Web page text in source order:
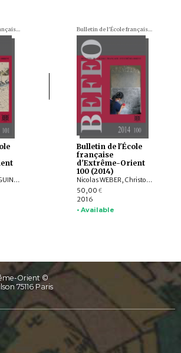
Bulletin de l'École française d'Extrême-Orient (BEFEO)
Pierre-Yves MANGUIN, Claudine SALMON , Paola CALANCA, Martin POLKINGHORNE, Amandine LEPOUTRE, Gregory SCHOPEN, Christine LORRE, Janet G. DOUGLAS, Federico CARO, GOH GEOK YIAN , Judith CAMERON, AGUSTIJANTO INDRAJAYA, Angela SCHOTTENHAMMER, CHENG Weichung, BASKORO D. TJAHJONO, Véronique DEGROOT
Bulletin de l'École française d'Extrême-Orient (BEFEO)
Bulletin de l'École
française
d'Extrême-Orient
100 (2014)
Nicolas WEBER, Christophe POTTIER, Michela BUSSOTTI, Dominic GOODALL, Michel LORRILLARD, Dominique SOUTIF, Julia ESTEVE, Brice VINCENT, Gerdi GERSCHHEIMER, Martin POLKINGHORNE, Hélène NJOTO, Jean-Baptiste CHEVANCE, Michel ANTELME, Nicolas THOMAS, David BOURGARIT, Grégory KOURILSKY, IYANAGA Nobumi
50,00 €
2016
• Available
Orient ©
75116 Paris